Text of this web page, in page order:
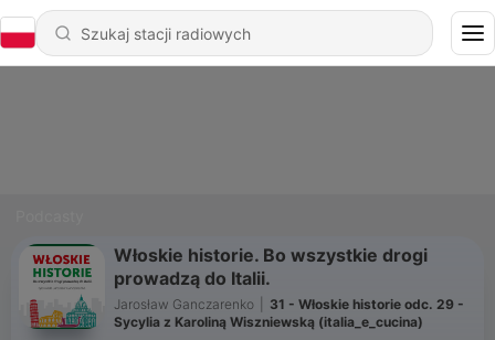
Włoskie historie. Bo wszystkie drogi
prowadzą do Italii.
Jarosław Ganczarenko
31 - Włoskie historie odc. 29 -
Sycylia z Karoliną Wiszniewską (italia_e_cucina)